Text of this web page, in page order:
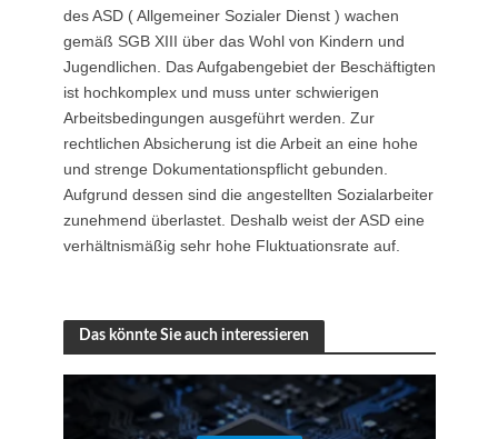
des ASD ( Allgemeiner Sozialer Dienst ) wachen
gemäß SGB XIII über das Wohl von Kindern und
Jugendlichen. Das Aufgabengebiet der Beschäftigten
ist hochkomplex und muss unter schwierigen
Arbeitsbedingungen ausgeführt werden. Zur
rechtlichen Absicherung ist die Arbeit an eine hohe
und strenge Dokumentationspflicht gebunden.
Aufgrund dessen sind die angestellten Sozialarbeiter
zunehmend überlastet. Deshalb weist der ASD eine
verhältnismäßig sehr hohe Fluktuationsrate auf.
Das könnte Sie auch interessieren